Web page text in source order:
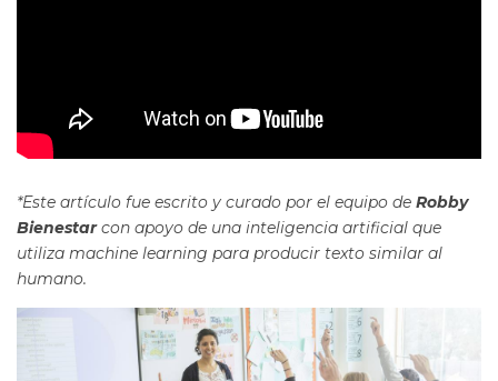
*Este artículo fue escrito y curado por el equipo de Robby
Bienestarcon apoyo de una inteligencia artificial que
utiliza machine learning para producir texto similar al
humano.